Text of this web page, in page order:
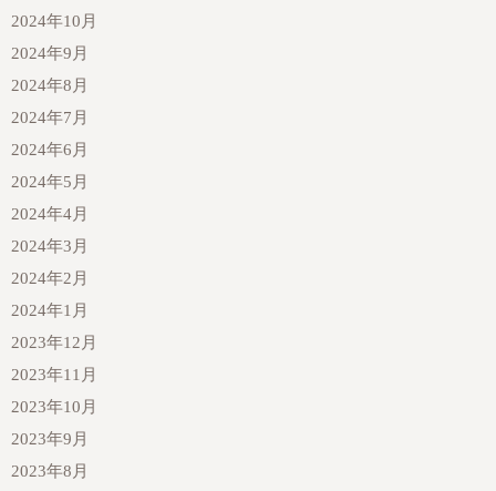
2024年10月
2024年9月
2024年8月
2024年7月
2024年6月
2024年5月
2024年4月
2024年3月
2024年2月
2024年1月
2023年12月
2023年11月
2023年10月
2023年9月
2023年8月